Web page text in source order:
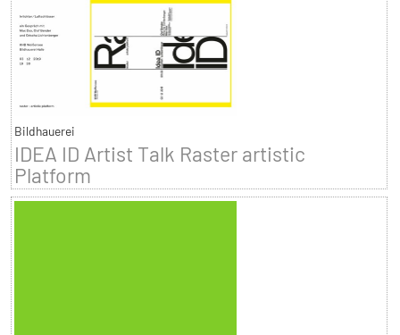
Bildhauerei
IDEA ID Artist Talk Raster artistic
Platform